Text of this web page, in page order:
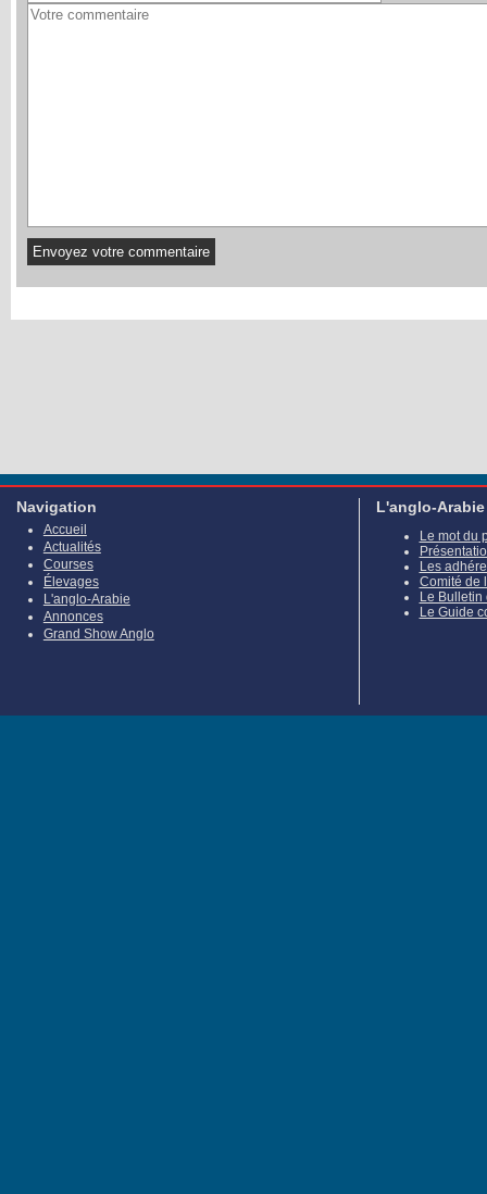
Navigation
Accueil
Actualités
Courses
Élevages
L'anglo-Arabie
Annonces
Grand Show Anglo
L'anglo-Arabie
Le mot du
Les
Comité de
Le Bulletin
Le Guide